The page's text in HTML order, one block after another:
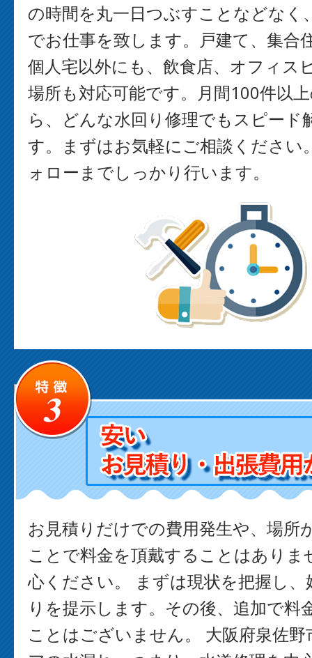
の時間を丸一日つぶすことなどなく
でお仕事を致します。戸建て、集合
個人宅以外にも、飲食店、オフィス
場所も対応可能です。月間100件以
ら、どんな水回り修理でもスピード
す。まずはお気軽にご相談ください
ォローまでしっかり行います。
お見積りだけでの費用発生や、場所
ことで料金を頂戴することはありま
心ください。 まずは現状を把握し
りを提示します。その後、追加で料
ことはございません。 大阪府泉佐